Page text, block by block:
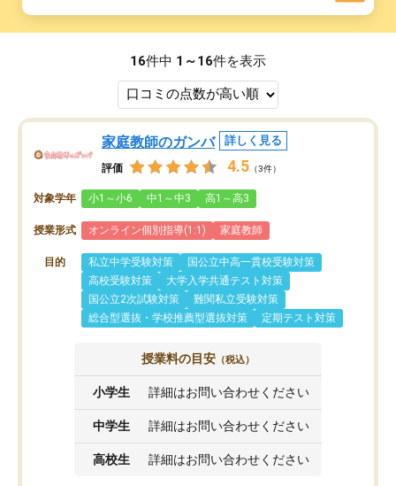
16件中 1～16件を表示
家庭教師のガンバ 詳しく見る
評価 4.5 （3件）
対象学年 小1～小6 中1～中3 高1～高3
授業形式 オンライン個別指導(1:1) 家庭教師
目的 私立中学受験対策
国公立中高一貫校受験対策
高校受験対策
大学入学共通テスト対策
国公立2次試験対策
難関私立受験対策
総合型選抜・学校推薦型選抜対策
定期テスト対策
授業料の目安 （税込）
小学生 詳細はお問い合わせください
中学生 詳細はお問い合わせください
高校生 詳細はお問い合わせください